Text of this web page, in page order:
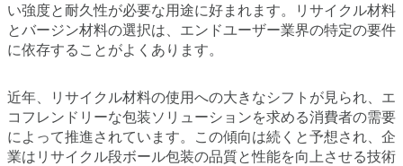
い強度と耐久性が必要な用途に好まれます。リサイクル材料
とバージン材料の選択は、エンドユーザー業界の特定の要件
に依存することがよくあります。
近年、リサイクル材料の使用への大きなシフトが見られ、エ
コフレンドリーな包装ソリューションを求める消費者の需要
によって推進されています。この傾向は続くと予想され、企
業はリサイクル段ボール包装の品質と性能を向上させる技術